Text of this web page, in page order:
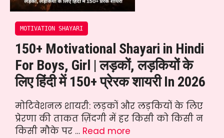
MOTIVATION SHAYARI
150+ Motivational Shayari in Hindi
For Boys, Girl | लड़कों, लड़कियों के
लिए हिंदी में 150+ प्रेरक शायरी In 2026
मोटिवेशनल शायरी: लड़कों और लड़कियों के लिए
प्रेरणा की ताकत ज़िंदगी में हर किसी को किसी न
किसी मौके पर … Read more